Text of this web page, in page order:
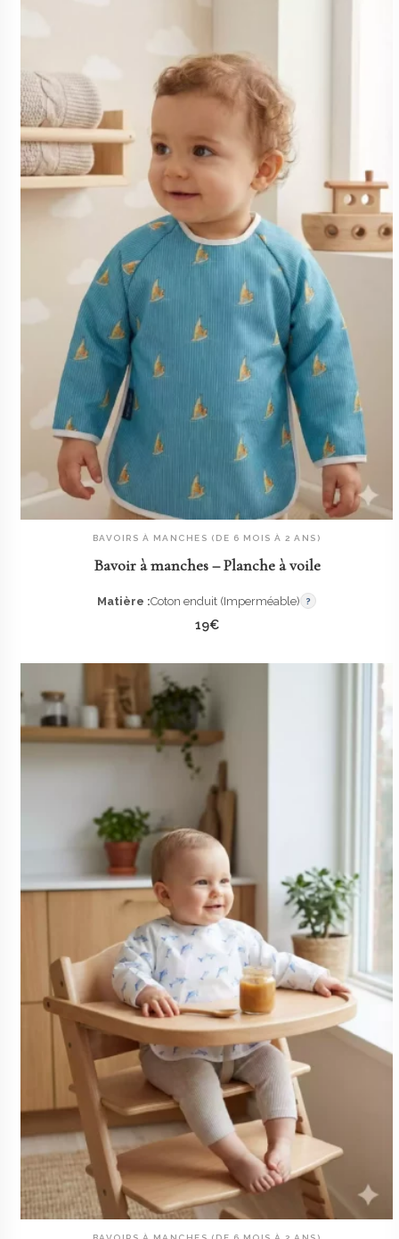
AJOUTER AU PANIER
BAVOIRS À MANCHES (DE 6 MOIS À 2 ANS)
Bavoir à manches – Planche à voile
Matière :Coton enduit (Imperméable) ?
19€